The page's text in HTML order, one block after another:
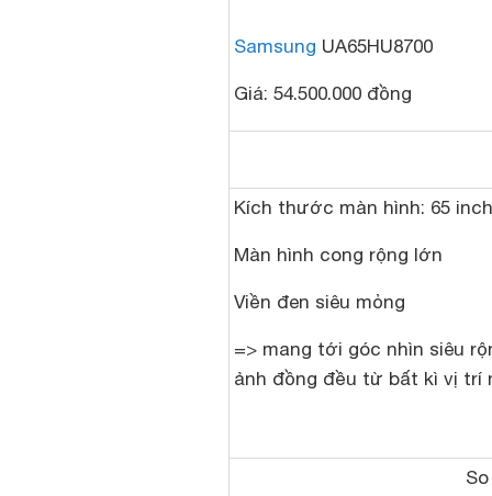
Samsung UA65HU8700
Giá: 54.500.000 đồng
Kích thước màn hình: 65 inch
Màn hình cong rộng lớn
Viền đen siêu mỏng
=> mang tới góc nhìn siêu
ảnh đồng đều từ bất kì vị trí